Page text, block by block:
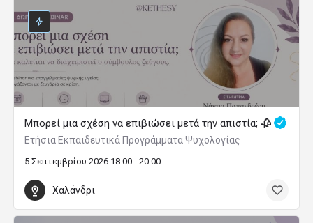
Μπορεί μια σχέση να επιβιώσει μετά την απιστία; 🥀
Ετήσια Εκπαιδευτικά Προγράμματα Ψυχολογίας
5 Σεπτεμβρίου 2026 18:00 - 20:00
Χαλάνδρι